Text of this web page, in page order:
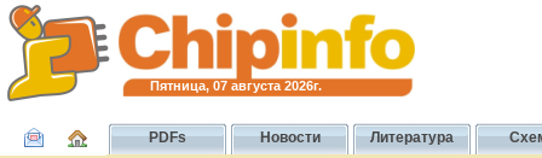
Пятница, 07 августа 2026г.
PDFs Новости Литература